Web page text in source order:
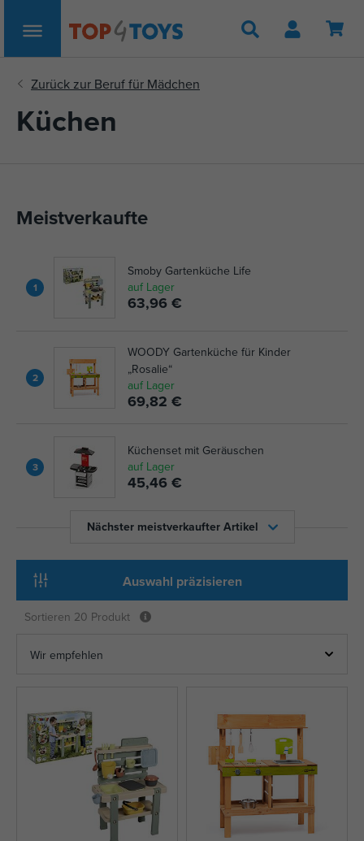
Suche
Küchen
Meistverkaufte
1
Smoby Gartenküche Life
auf Lager
63,96 €
2
WOODY Gartenküche für Kinder
„Rosalie“
auf Lager
69,82 €
3
Küchenset mit Geräuschen
auf Lager
45,46 €
Nächster meistverkaufter Artikel
Auswahl präzisieren
Sortieren 20 Produkt